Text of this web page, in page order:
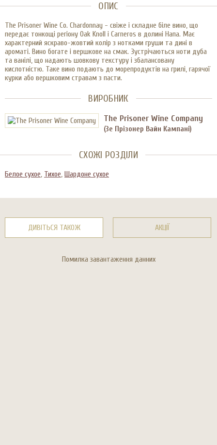
ОПИС
The Prisoner Wine Co. Chardonnay - свіже і складне біле вино, що
передає тонкощі регіону Oak Knoll і Carneros в долині Напа. Має
характерний яскраво-жовтий колір з нотками груши та дині в
ароматі. Вино богате і вершкове на смак. Зустрічаються ноти дуба
та ванілі, що надають шовкову текстуру і збалансовану
кислотністю. Таке вино подають до морепродуктів на грилі, гарячої
курки або вершковим стравам з пасти.
ВИРОБНИК
The Prisoner Wine Company
(Зе Прізонер Вайн Кампані)
СХОЖІ РОЗДІЛИ
Белое сухое, Тихое, Шардоне сухое
ДИВІТЬСЯ ТАКОЖ АКЦІЇ
Помилка завантаження данних